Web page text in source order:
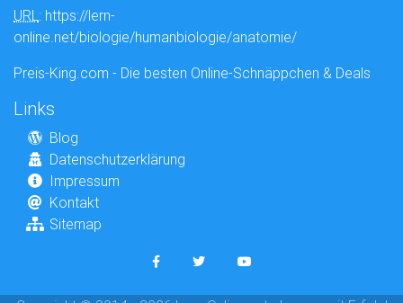
URL: https://lern-
online.net/biologie/humanbiologie/anatomie/
Preis-King.com - Die besten Online-Schnäppchen & Deals
Links
Blog
Datenschutzerklärung
Impressum
Kontakt
Sitemap